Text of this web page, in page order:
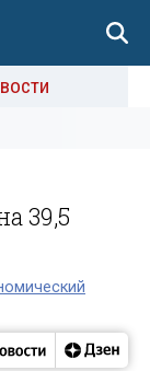
39,5